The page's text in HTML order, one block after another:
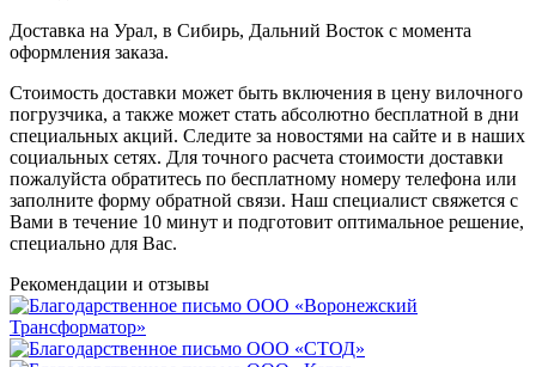
Доставка на Урал, в Сибирь, Дальний Восток с момента
оформления заказа.
Стоимость доставки может быть включения в цену вилочного
погрузчика, а также может стать абсолютно бесплатной в дни
специальных акций. Следите за новостями на сайте и в наших
социальных сетях. Для точного расчета стоимости доставки
пожалуйста обратитесь по бесплатному номеру телефона или
заполните форму обратной связи. Наш специалист свяжется с
Вами в течение 10 минут и подготовит оптимальное решение,
специально для Вас.
Рекомендации и отзывы